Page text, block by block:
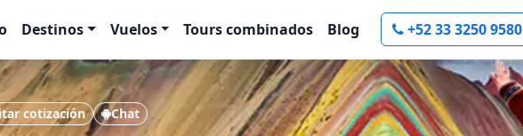
Destinos Vuelos Tours combinados Blog +52 33 3250 9580
cotización Chat